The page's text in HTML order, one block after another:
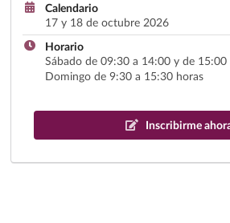
Calendario
17 y 18 de octubre 2026
Horario
Sábado de 09:30 a 14:00 y de
Domingo de 9:30 a 15:30 horas
Inscribirme